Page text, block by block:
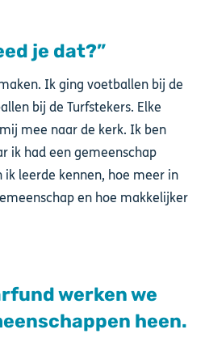
je dat?”
Ik ging voetballen bij de
bij de Turfstekers. Elke
mee naar de kerk. Ik ben
ik had een gemeenschap
ik leerde kennen, hoe meer in
en hoe makkelijker
werken we
heen.